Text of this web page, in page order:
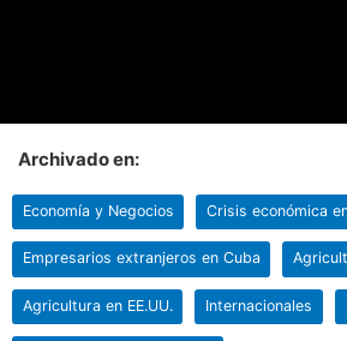
Archivado en:
Economía y Negocios Crisis económica
Empresarios extranjeros en Cuba
Agricultura en EE.UU. Internacionales